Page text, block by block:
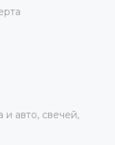
авто, свечей,